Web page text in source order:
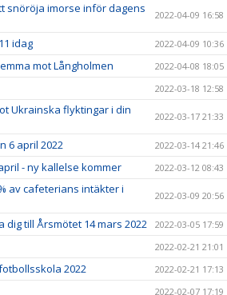
snöröja imorse inför dagens
2022-04-09 16:58
idag 2022-04-09 10:36
mot Långholmen
2022-04-08 18:05
2022-03-18 12:58
Ukrainska flyktingar i din
2022-03-17 21:33
6 april 2022 2022-03-14 21:46
- ny kallelse kommer 2022-03-12 08:43
av cafeterians intäkter i
2022-03-09 20:56
till Årsmötet 14 mars 2022 2022-03-05 17:59
2022-02-21 21:01
2022 2022-02-21 17:13
2022-02-07 17:19